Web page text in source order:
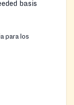
basis
para los